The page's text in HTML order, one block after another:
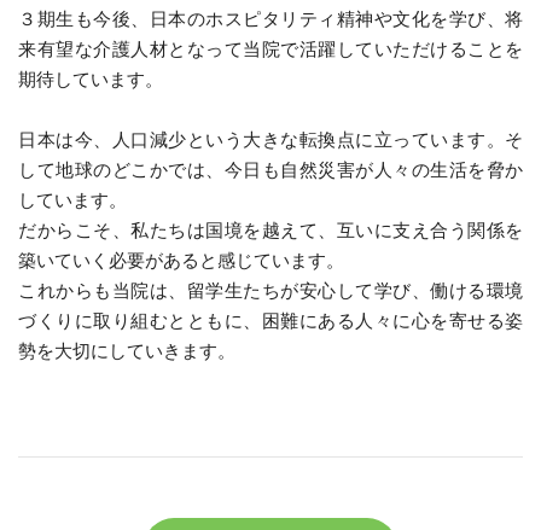
３期生も今後、日本のホスピタリティ精神や文化を学び、将
来有望な介護人材となって当院で活躍していただけることを
期待しています。
日本は今、人口減少という大きな転換点に立っています。そ
して地球のどこかでは、今日も自然災害が人々の生活を脅か
しています。
だからこそ、私たちは国境を越えて、互いに支え合う関係を
築いていく必要があると感じています。
これからも当院は、留学生たちが安心して学び、働ける環境
づくりに取り組むとともに、困難にある人々に心を寄せる姿
勢を大切にしていきます。